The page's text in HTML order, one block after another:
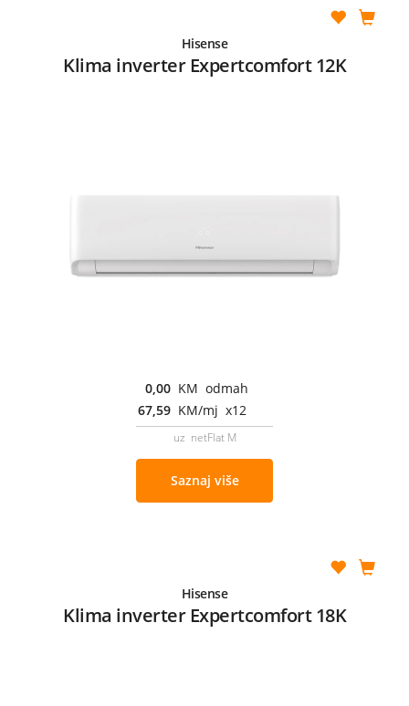
Hisense
Klima inverter Expertcomfort 12K
0,00 KM odmah
67,59 KM/mj x12
uz netFlat M
Saznaj više
Hisense
Klima inverter Expertcomfort 18K